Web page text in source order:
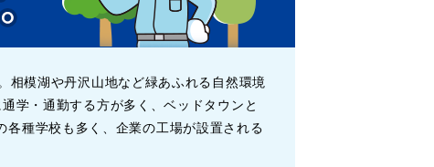
相模湖や丹沢山地など緑あふれる自然環境
学・通勤する方が多く、ベッドタウンと
種学校も多く、企業の工場が設置される